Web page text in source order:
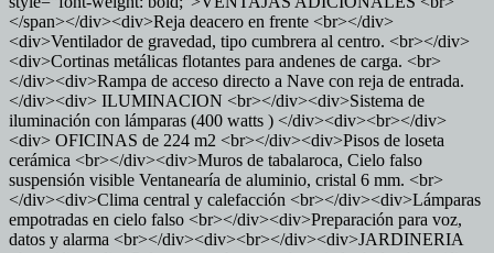
</span></div><div>Reja deacero en frente <br></div>
<div>Ventilador de gravedad, tipo cumbrera al centro. <br></div>
<div>Cortinas metálicas flotantes para andenes de carga. <br>
</div><div>Rampa de acceso directo a Nave con reja de entrada.
</div><div> ILUMINACION <br></div><div>Sistema de
iluminación con lámparas (400 watts ) </div><div><br></div>
<div> OFICINAS de 224 m2 <br></div><div>Pisos de loseta
cerámica <br></div><div>Muros de tabalaroca, Cielo falso
suspensión visible Ventanearía de aluminio, cristal 6 mm. <br>
</div><div>Clima central y calefacción <br></div><div>Lámparas
empotradas en cielo falso <br></div><div>Preparación para voz,
datos y alarma <br></div><div><br></div><div>JARDINERIA